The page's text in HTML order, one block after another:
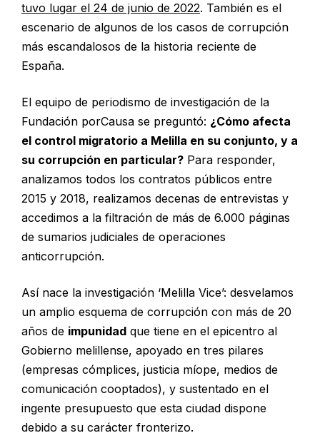
tuvo lugar el 24 de junio de 2022. También es el
escenario de algunos de los casos de corrupción
más escandalosos de la historia reciente de
España.
El equipo de periodismo de investigación de la
Fundación porCausa se preguntó: ¿Cómo afecta
el control migratorio a Melilla en su conjunto, y a
su corrupción en particular? Para responder,
analizamos todos los contratos públicos entre
2015 y 2018, realizamos decenas de entrevistas y
accedimos a la filtración de más de 6.000 páginas
de sumarios judiciales de operaciones
anticorrupción.
Así nace la investigación ‘Melilla Vice’: desvelamos
un amplio esquema de corrupción con más de 20
años de impunidad que tiene en el epicentro al
Gobierno melillense, apoyado en tres pilares
(empresas cómplices, justicia míope, medios de
comunicación cooptados), y sustentado en el
ingente presupuesto que esta ciudad dispone
debido a su carácter fronterizo.